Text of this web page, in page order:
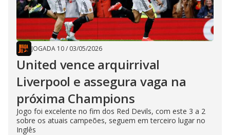
JOGADA 10/ 03/05/2026
United vence arquirrival
Liverpool e assegura vaga na
próxima Champions
Jogo foi excelente no fim dos Red Devils, com este 3 a 2
sobre os atuais campeões, seguem em terceiro lugar no
Inglês